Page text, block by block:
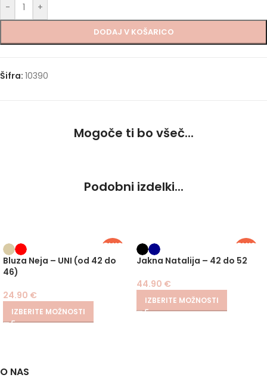
- +
DODAJ V KOŠARICO
Šifra: 10390
Mogoče ti bo všeč...
Podobni izdelki...
PLUS
Bluza Neja – UNI (od 42 do
46)
24.90 €
IZBERITE MOŽNOSTI
PLUS
Jakna Natalija – 42 do 52
44.90 €
IZBERITE MOŽNOSTI
O NAS